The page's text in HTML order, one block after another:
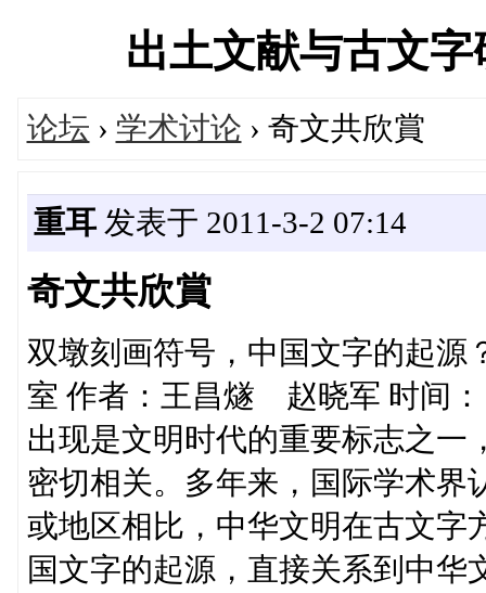
出土文献与古文
论坛 › 学术讨论 › 奇文共欣賞
重耳发表于 2011-3-2 07:14
奇文共欣賞
双墩刻画符号，中国文字的起源
室 作者：王昌燧 赵晓军 时间：
出现是文明时代的重要标志之一
密切相关。多年来，国际学术界
或地区相比，中华文明在古文字
国文字的起源，直接关系到中华